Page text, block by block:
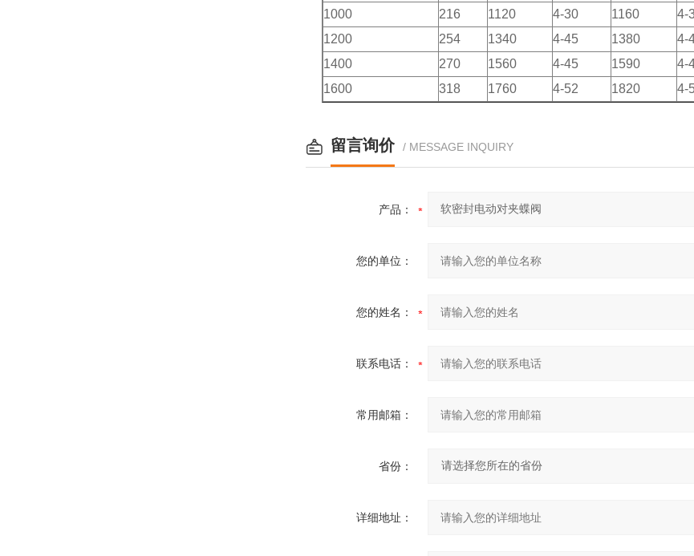
1000
216 1120 4-30 1160 4-
1200
254 1340 4-45 1380 4-
1400
270 1560 4-45 1590 4-
1600
318 1760 4-52 1820 4-
留言询价 / MESSAGE INQUIRY
产品：
您的单位：
您的姓名：
联系电话：
常用邮箱：
省份：
详细地址：